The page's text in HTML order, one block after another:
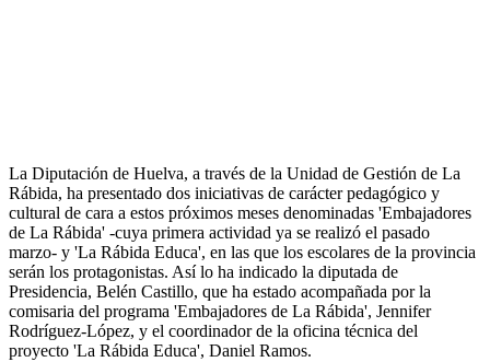
La Diputación de Huelva, a través de la Unidad de Gestión de La
Rábida, ha presentado dos iniciativas de carácter pedagógico y
cultural de cara a estos próximos meses denominadas 'Embajadores
de La Rábida' -cuya primera actividad ya se realizó el pasado
marzo- y 'La Rábida Educa', en las que los escolares de la provincia
serán los protagonistas. Así lo ha indicado la diputada de
Presidencia, Belén Castillo, que ha estado acompañada por la
comisaria del programa 'Embajadores de La Rábida', Jennifer
Rodríguez-López, y el coordinador de la oficina técnica del
proyecto 'La Rábida Educa', Daniel Ramos.